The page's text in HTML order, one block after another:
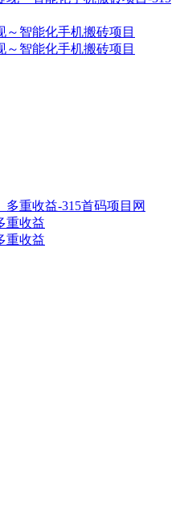
智能化手机搬砖项目
智能化手机搬砖项目
重收益
重收益